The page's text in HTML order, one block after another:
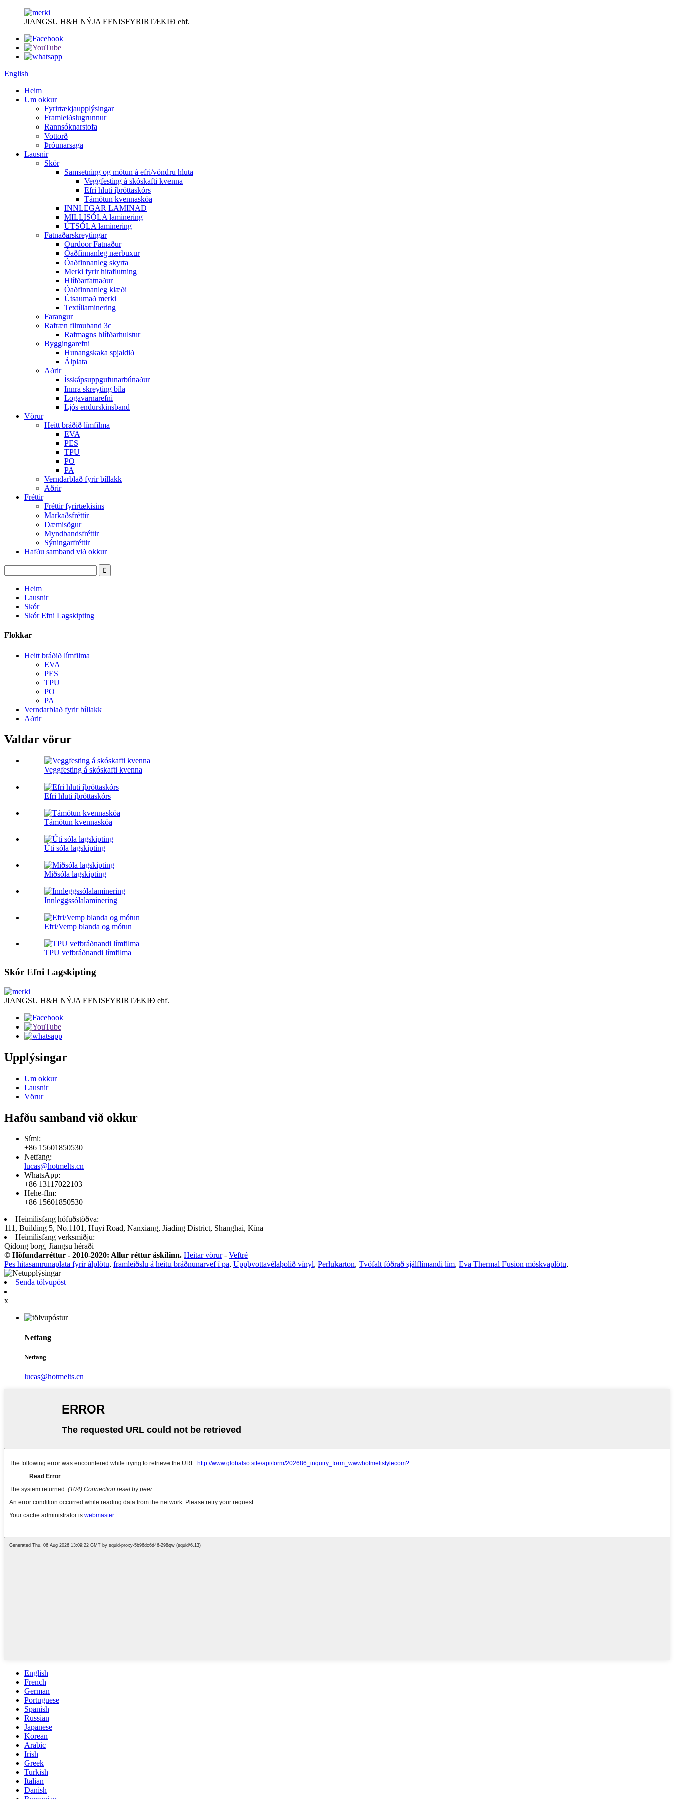
JIANGSU H&H NÝJA EFNISFYRIRTÆKIÐ ehf.
English
Heim
Um okkur
Fyrirtækjaupplýsingar
Framleiðslugrunnur
Rannsóknarstofa
Vottorð
Þróunarsaga
Lausnir
Skór
Samsetning og mótun á efri/vöndru hluta
Veggfesting á skóskafti kvenna
Efri hluti íþróttaskórs
Támótun kvennaskóa
INNLEGAR LAMINAÐ
MILLISÓLA laminering
ÚTSÓLA laminering
Fatnaðarskreytingar
Ourdoor Fatnaður
Óaðfinnanleg nærbuxur
Óaðfinnanleg skyrta
Merki fyrir hitaflutning
Hlífðarfatnaður
Óaðfinnanleg klæði
Útsaumað merki
Textíllaminering
Farangur
Rafræn filmuband 3c
Rafmagns hlífðarhulstur
Byggingarefni
Hunangskaka spjaldið
Álplata
Aðrir
Ísskápsuppgufunarbúnaður
Innra skreyting bíla
Logavarnarefni
Ljós endurskinsband
Vörur
Heitt bráðið límfilma
EVA
PES
TPU
PO
PA
Verndarblað fyrir bíllakk
Aðrir
Fréttir
Fréttir fyrirtækisins
Markaðsfréttir
Dæmisögur
Myndbandsfréttir
Sýningarfréttir
Hafðu samband við okkur
Heim
Lausnir
Skór
Skór Efni Lagskipting
Flokkar
Heitt bráðið límfilma
EVA
PES
TPU
PO
PA
Verndarblað fyrir bíllakk
Aðrir
Valdar vörur
Veggfesting á skóskafti kvenna
Efri hluti íþróttaskórs
Támótun kvennaskóa
Úti sóla lagskipting
Miðsóla lagskipting
Innleggssólalaminering
Efri/Vemp blanda og mótun
TPU vefbráðnandi límfilma
Skór Efni Lagskipting
JIANGSU H&H NÝJA EFNISFYRIRTÆKIÐ ehf.
Upplýsingar
Um okkur
Lausnir
Vörur
Hafðu samband við okkur
Sími:
+86 15601850530
Netfang:
lucas@hotmelts.cn
WhatsApp:
+86 13117022103
Hehe-flm:
+86 15601850530
Heimilisfang höfuðstöðva:
111, Building 5, No.1101, Huyi Road, Nanxiang, Jiading District, Shanghai, Kína
Heimilisfang verksmiðju:
Qidong borg, Jiangsu héraði
© Höfundarréttur - 2010-2020: Allur réttur áskilinn. Heitar vörur- Veftré
Pes hitasamrunaplata fyrir álplötu, framleiðslu á heitu bráðnunarvef í pa, Uppþvottavélaþolið vínyl, Perlukarton, Tvöfalt fóðrað sjálflímandi lím, Eva Thermal Fusion möskvaplötu,
Senda tölvupóst
x
Netfang
Netfang
lucas@hotmelts.cn
English
French
German
Portuguese
Spanish
Russian
Japanese
Korean
Arabic
Irish
Greek
Turkish
Italian
Danish